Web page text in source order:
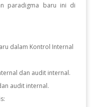
paradigma baru ini di
dalam Kontrol Internal
dan audit internal.
audit internal.